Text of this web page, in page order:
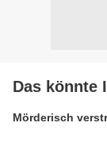
Das könnte
Mörderisch